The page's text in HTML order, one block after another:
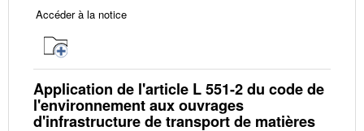
Accéder à la notice
Application de l'article L 551-2 du code de
l'environnement aux ouvrages
d'infrastructure de transport de matières